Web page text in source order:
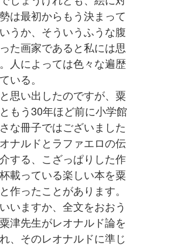
は最初からもう決まって
うか、そういうふうな腹
た画家であると私には思
人によっては色々な遍歴
いる。
思い出したのですが、粟
もう30年ほど前に小学館
な冊子ではございました
ナルドとラファエロの伝
する、こざっぱりした作
載っている楽しい本を粟
作ったことがあります。
いますか、全文をおおう
津先生がレオナルド論を
、そのレオナルドに準じ